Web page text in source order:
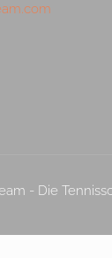
- Die